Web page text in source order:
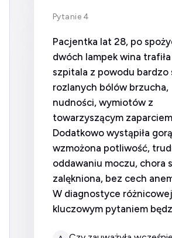
Pytanie 4
Pacjentka lat 28, po
dwóch lampek wina
szpitala z powodu bardzo
rozlanych bólów brzucha,
nudności, wymiotów z
towarzyszącym
Dodatkowo wystąpiła
wzmożona potliwość,
oddawaniu moczu, chora
zalękniona, bez cech
W diagnostyce różnicowej
kluczowym pytaniem